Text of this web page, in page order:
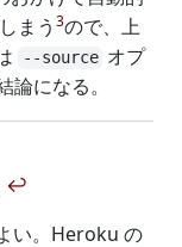
まう 3ので、上
--source オプ
になる。
↩
い。Heroku の